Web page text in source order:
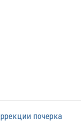
почерка